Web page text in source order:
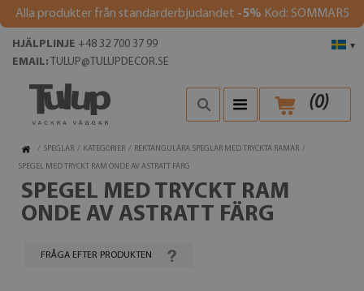
Alla produkter från standarderbjudandet -5% Kod: SOMMAR5
▾
HJÄLPLINJE +48 32 700 37 99
EMAIL: TULUP@TULUPDECOR.SE
(0)
/ SPEGLAR / KATEGORIER / REKTANGULÄRA SPEGLAR MED TRYCKTA RAMAR /
SPEGEL MED TRYCKT RAM ONDE AV ASTRATT FÄRG
SPEGEL MED TRYCKT RAM
ONDE AV ASTRATT FÄRG
FRÅGA EFTER PRODUKTEN